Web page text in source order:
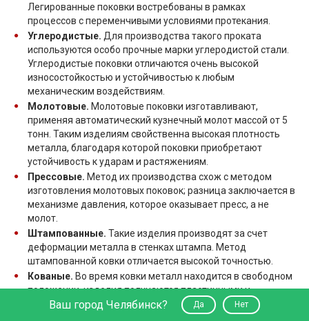
Легированные поковки востребованы в рамках
процессов с переменчивыми условиями протекания.
Углеродистые. Для производства такого проката
используются особо прочные марки углеродистой стали.
Углеродистые поковки отличаются очень высокой
износостойкостью и устойчивостью к любым
механическим воздействиям.
Молотовые. Молотовые поковки изготавливают,
применяя автоматический кузнечный молот массой от 5
тонн. Таким изделиям свойственна высокая плотность
металла, благодаря которой поковки приобретают
устойчивость к ударам и растяжениям.
Прессовые. Метод их производства схож с методом
изготовления молотовых поковок; разница заключается в
механизме давления, которое оказывает пресс, а не
молот.
Штампованные. Такие изделия производят за счет
деформации металла в стенках штампа. Метод
штампованной ковки отличается высокой точностью.
Кованые. Во время ковки металл находится в свободном
положении, изделия получаются пластичными и
прочными. Основные инструменты для изготовления
таких поковок - прессы, молоты, кувалды.
Ваш город Челябинск? Да Нет